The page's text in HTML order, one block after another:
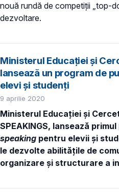
nouă rundă de competiții „top-
dezvoltare.
Ministerul Educației și
lansează un program de
elevi și studenți
9 aprilie 2020
Ministerul Educației și
SPEAKINGS, lansează
speaking pentru elevii și
le dezvolte abilitățile de
organizare și structurare a